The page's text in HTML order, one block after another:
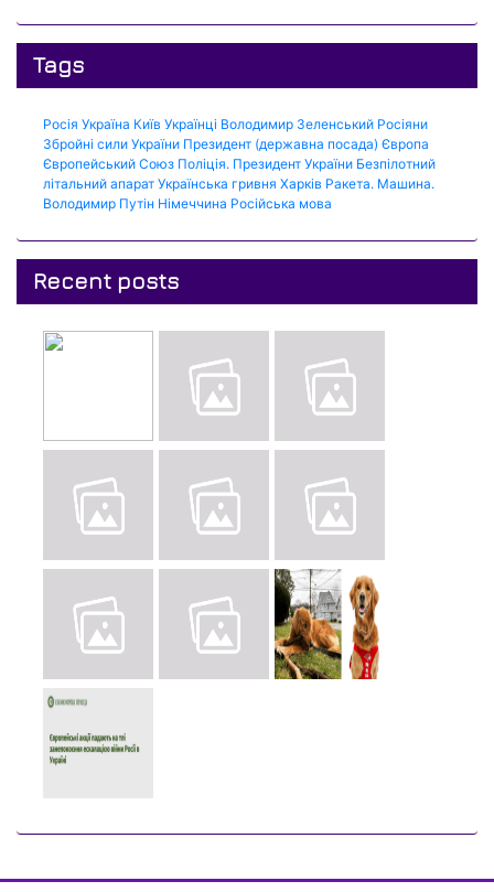
Tags
Росія Україна Київ Українці Володимир Зеленський Росіяни
Збройні сили України Президент (державна посада) Європа
Європейський Союз Поліція. Президент України Безпілотний
літальний апарат Українська гривня Харків Ракета. Машина.
Володимир Путін Німеччина Російська мова
Recent posts